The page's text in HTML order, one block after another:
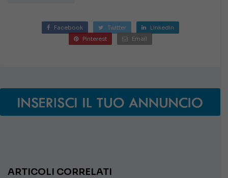
Facebook Twitter
Linkedin
Pinterest
Email
ARTICOLI CORRELATI